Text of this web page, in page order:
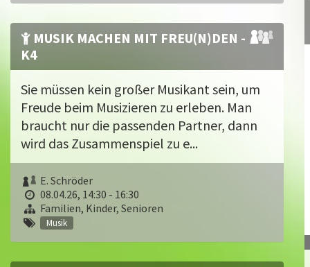
MUSIK MACHEN MIT FREU(N)DEN -
K4
Sie müssen kein großer Musikant sein, um
Freude beim Musizieren zu erleben. Man
braucht nur die passenden Partner, dann
wird das Zusammenspiel zu e...
E. Schröder
08.04.26, 14:30 - 16:30
Familien, Kinder, Senioren
Musik